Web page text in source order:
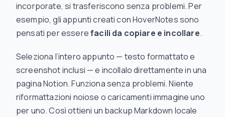
incorporate, si trasferiscono senza problemi. Per
esempio, gli appunti creati con HoverNotes sono
pensati per esserefacili da copiare e incollare.
Seleziona l’intero appunto — testo formattato e
screenshot inclusi — e incollalo direttamente in una
pagina Notion. Funziona senza problemi. Niente
riformattazioni noiose o caricamenti immagine uno
per uno. Così ottieni un backup Markdown locale